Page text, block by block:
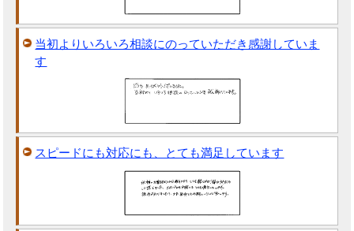
当初よりいろいろ相談にのっていただき感謝していま
す
スピードにも対応にも、とても満足しています